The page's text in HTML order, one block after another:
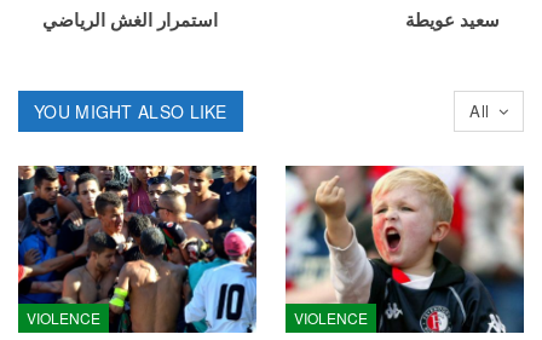
استمرار الغش الرياضي سعيد عويطة
All
YOU MIGHT ALSO LIKE
VIOLENCE VIOLENCE